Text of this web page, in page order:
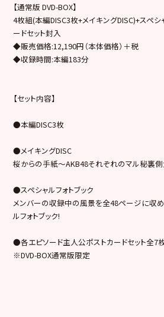
【通常版 DVD-BOX】
4枚組(本編DISC3枚+メイキングDISC)+スペシ
ードセット封入
◆販売価格:12,190円（本体価格）＋税
◆収録時間:本編183分
【セット内容】
●本編DISC3枚
●メイキングDISC
桜からの手紙～AKB48それぞれのマル秘裏
●スペシャルフォトブック
メンバーの収録中の風景を全48ページに収
ルフォトブック!
●各エピソード主人公ポストカードセット全7
※DVD-BOX通常版限定